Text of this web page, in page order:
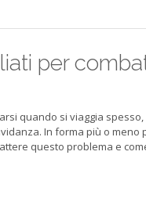
per
quando si viaggia
In forma più o
questo problema e